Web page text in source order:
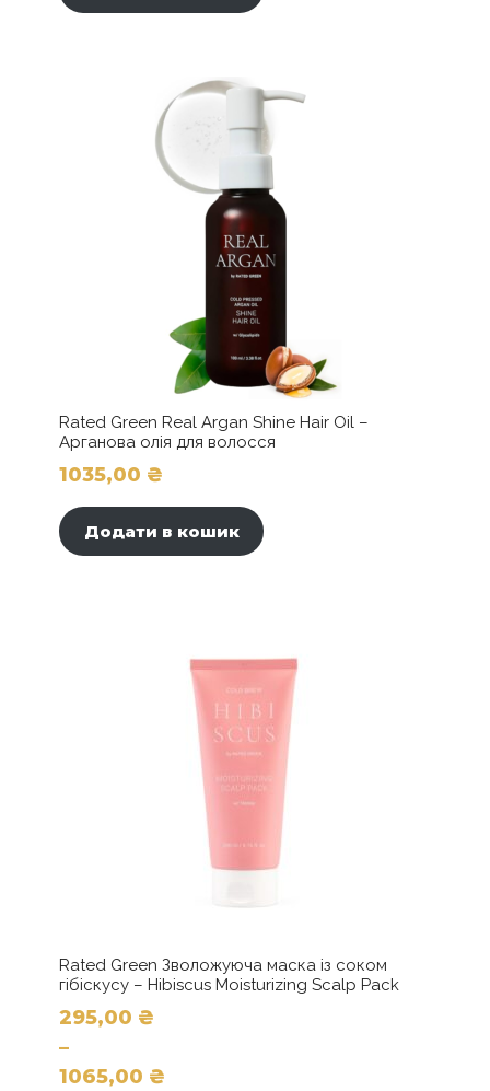
Rated Green Real Argan Shine Hair Oil –
Арганова олія для волосся
1035,00 ₴
Додати в кошик
Rated Green Зволожуюча маска із соком
гібіскусу – Hibiscus Moisturizing Scalp Pack
295,00 ₴
–
1065,00 ₴